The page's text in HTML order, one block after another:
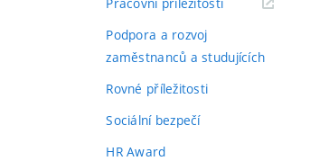
Podpora a rozvoj
zaměstnanců a studujících
Rovné příležitosti
Sociální bezpečí
HR Award